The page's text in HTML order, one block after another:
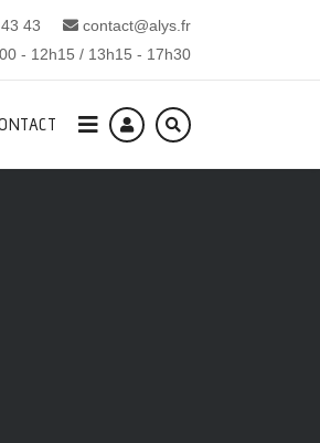
43
contact@alys.fr
- 12h15 / 13h15 - 17h30